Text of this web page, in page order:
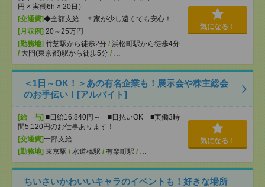
円 × 実働6h × 20日）
[交通費]◆全額支給 ＊家が少し遠くても安心！
[月収例] 20～25万円
[勤務地] 竹芝駅から徒歩2分 / 浜松町駅から徒歩4分
/ 大門(東京都)駅から徒歩5分 / …
気になる！
＜1日～OK！＞あの有名企業も！展示会や株主総会
のお手伝い！[アルバイト]
[給 与] ■日給16,840円～ ■日払いOK ■実働3時
間5,120円のお仕事あります！
[交通費]一部支給
[勤務地] 東京駅 / 水道橋駅 / 有楽町駅 / …
気になる！
ちいさいかわいいキャラのイベントも！好きな場所